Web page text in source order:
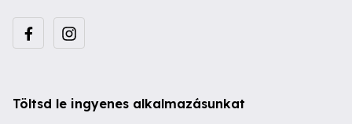
Töltsd le ingyenes alkalmazásunkat